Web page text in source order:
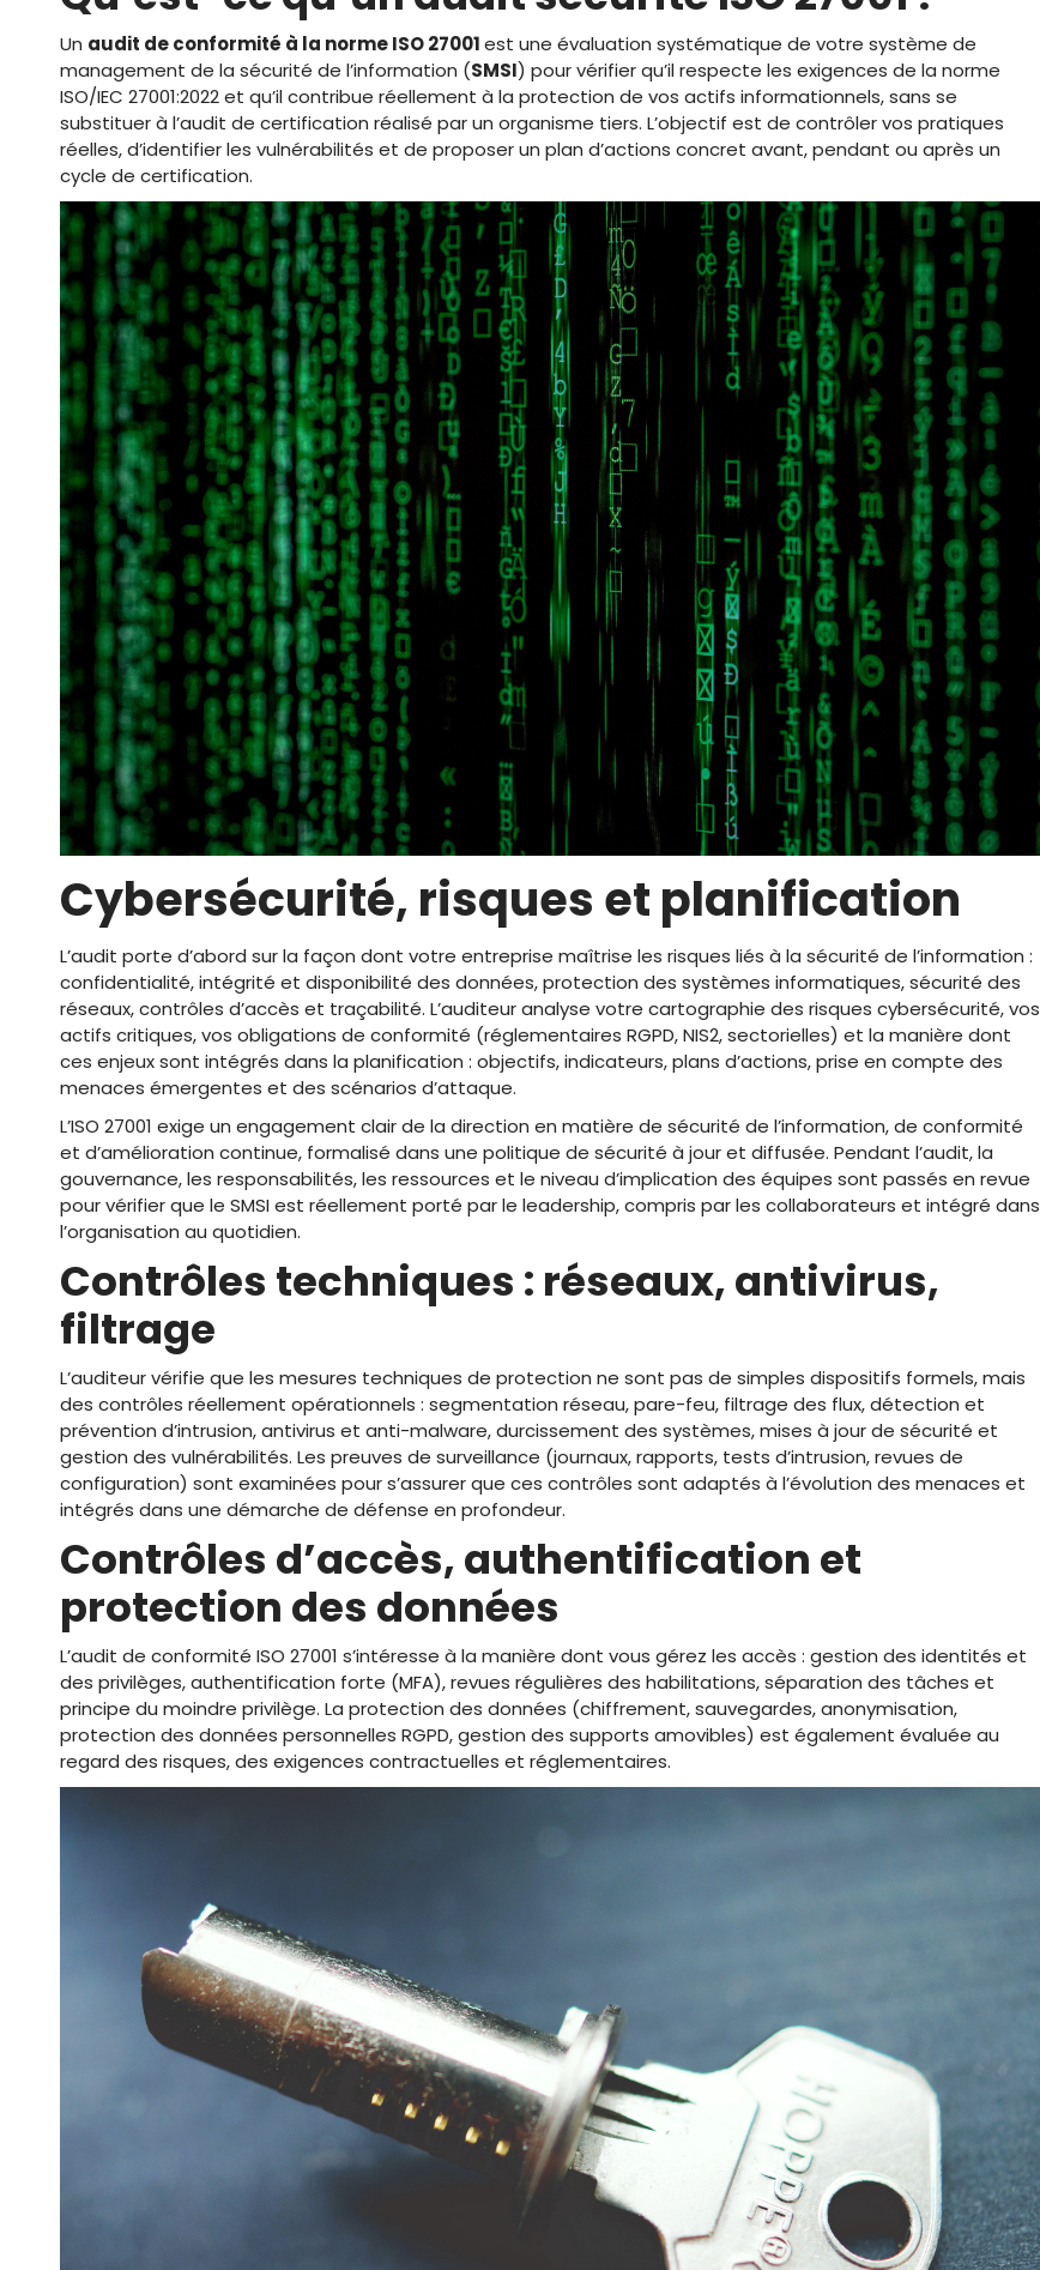
Un audit de conformité à la norme ISO 27001est une évaluation systématique de votre système de
management de la sécurité de l’information (SMSI) pour vérifier qu’il respecte les exigences de la norme
ISO/IEC 27001:2022 et qu’il contribue réellement à la protection de vos actifs informationnels, sans se
substituer à l’audit de certification réalisé par un organisme tiers. L’objectif est de contrôler vos pratiques
réelles, d’identifier les vulnérabilités et de proposer un plan d’actions concret avant, pendant ou après un
cycle de certification.
Cybersécurité, risques et planification
L’audit porte d’abord sur la façon dont votre entreprise maîtrise les risques liés à la sécurité de l’information :
confidentialité, intégrité et disponibilité des données, protection des systèmes informatiques, sécurité des
réseaux, contrôles d’accès et traçabilité. L’auditeur analyse votre cartographie des risques cybersécurité, vos
actifs critiques, vos obligations de conformité (réglementaires RGPD, NIS2, sectorielles) et la manière dont
ces enjeux sont intégrés dans la planification : objectifs, indicateurs, plans d’actions, prise en compte des
menaces émergentes et des scénarios d’attaque.
L’ISO 27001 exige un engagement clair de la direction en matière de sécurité de l’information, de conformité
et d’amélioration continue, formalisé dans une politique de sécurité à jour et diffusée. Pendant l’audit, la
gouvernance, les responsabilités, les ressources et le niveau d’implication des équipes sont passés en revue
pour vérifier que le SMSI est réellement porté par le leadership, compris par les collaborateurs et intégré dans
l’organisation au quotidien.
Contrôles techniques : réseaux, antivirus,
filtrage
L’auditeur vérifie que les mesures techniques de protection ne sont pas de simples dispositifs formels, mais
des contrôles réellement opérationnels : segmentation réseau, pare-feu, filtrage des flux, détection et
prévention d’intrusion, antivirus et anti-malware, durcissement des systèmes, mises à jour de sécurité et
gestion des vulnérabilités. Les preuves de surveillance (journaux, rapports, tests d’intrusion, revues de
configuration) sont examinées pour s’assurer que ces contrôles sont adaptés à l’évolution des menaces et
intégrés dans une démarche de défense en profondeur.
Contrôles d’accès, authentification et
protection des données
L’audit de conformité ISO 27001 s’intéresse à la manière dont vous gérez les accès : gestion des identités et
des privilèges, authentification forte (MFA), revues régulières des habilitations, séparation des tâches et
principe du moindre privilège. La protection des données (chiffrement, sauvegardes, anonymisation,
protection des données personnelles RGPD, gestion des supports amovibles) est également évaluée au
regard des risques, des exigences contractuelles et réglementaires.